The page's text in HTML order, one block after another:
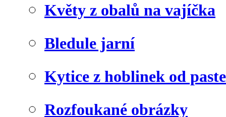
Květy z obalů na vajíčka
Bledule jarní
Kytice z hoblinek od
Rozfoukané obrázky